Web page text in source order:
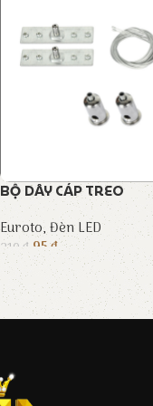
BỘ DÂY CÁP TREO
Euroto, Đèn LED
210 ₫ 95₫